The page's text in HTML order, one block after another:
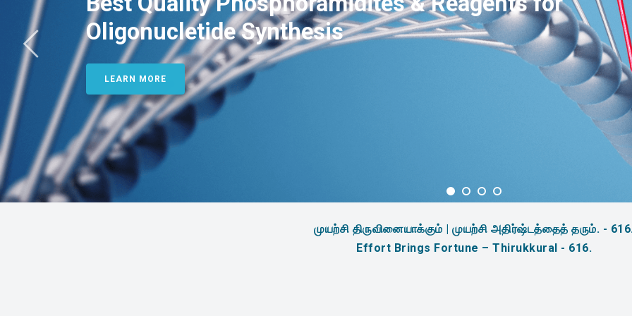
Oligonucletide Synthesis
LEARN MORE
முயற்சி திருவினையாக்கும் | முயற்சி அதிர்ஷ்டத்தைத் தரும். -
Effort Brings Fortune – Thirukkural - 616.